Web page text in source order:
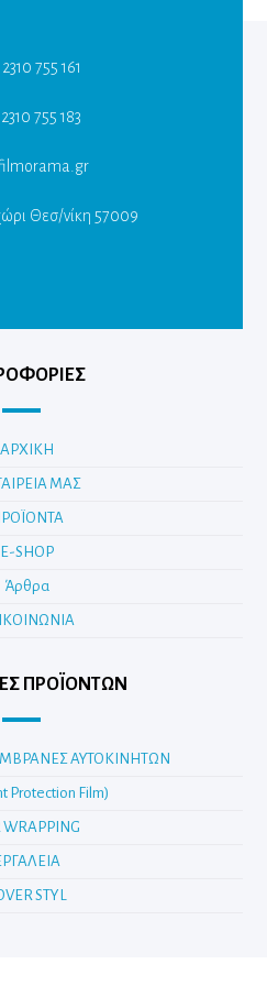
755 161
755 183
Θεσ/νίκη 57009
ΑΡΧΙΚΗ
ΜΑΣ
E-SHOP
Άρθρα
ΠΡΟΪΌΝΤΩΝ
ΑΥΤΟΚΙΝΗΤΩΝ
Protection Film)
WRAPPING
STYL